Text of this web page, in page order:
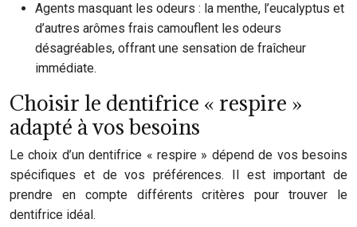
Agents masquant les odeurs : la menthe, l’eucalyptus et
d’autres arômes frais camouflent les odeurs
désagréables, offrant une sensation de fraîcheur
immédiate.
Choisir le dentifrice « respire »
adapté à vos besoins
Le choix d’un dentifrice « respire » dépend de vos besoins
spécifiques et de vos préférences. Il est important de
prendre en compte différents critères pour trouver le
dentifrice idéal.